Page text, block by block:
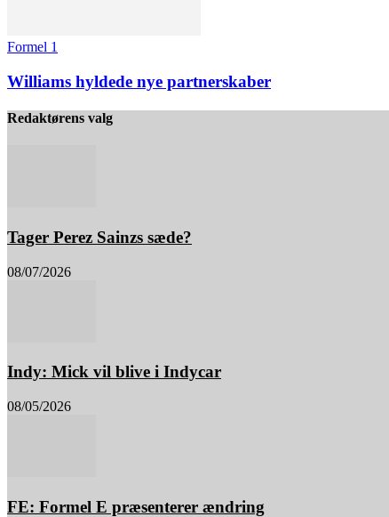
Formel 1
Williams hyldede nye partnerskaber
Redaktørens valg
Tager Perez Sainzs sæde?
08/07/2026
Indy: Mick vil blive i Indycar
08/05/2026
FE: Formel E præsenterer ændring